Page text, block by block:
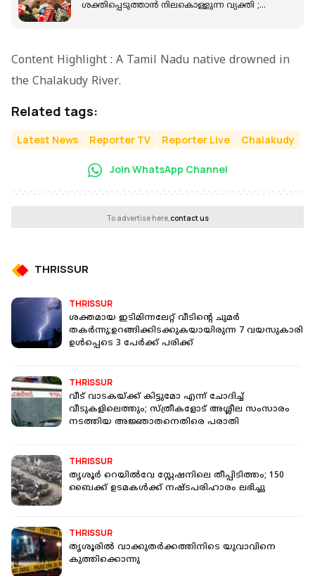
ശക്തിപ്പെടുത്താൻ നിലകൊള്ളുന്ന വ്യക്തി ;
Content Highlight : A Tamil Nadu native drowned in
the Chalakudy River.
Related tags:
Latest News Reporter TV Reporter Live Chalakudy
Join WhatsApp Channel
To advertise here,contact us
THRISSUR
THRISSUR
ശക്തമായ ഇടിമിന്നലേറ്റ് വീടിന്റെ ചുമര്‍
തകർന്നു;ഉറങ്ങിക്കിടക്കുകയായിരുന്ന 7 വയസുകാരി
ഉൾപ്പെടെ 3 പേർക്ക് പരിക്ക്
THRISSUR
വീട് വാടകയ്ക്ക് കിട്ടുമോ എന്ന് ചോദിച്ച്
വീടുകളിലെത്തും; സ്ത്രീകളോട് അശ്ലീല സംസാരം
നടത്തിയ അജ്ഞാതനെതിരെ പരാതി
THRISSUR
തൃശൂര്‍ റെയില്‍വേ സ്റ്റേഷനിലെ തീപ്പിടിത്തം; 150
ബൈക്ക് ഉടമകള്‍ക്ക് നഷ്ടപരിഹാരം ലഭിച്ചു
THRISSUR
തൃശൂരില്‍ വാക്കുതര്‍ക്കത്തിനിടെ യുവാവിനെ
കുത്തിക്കൊന്നു